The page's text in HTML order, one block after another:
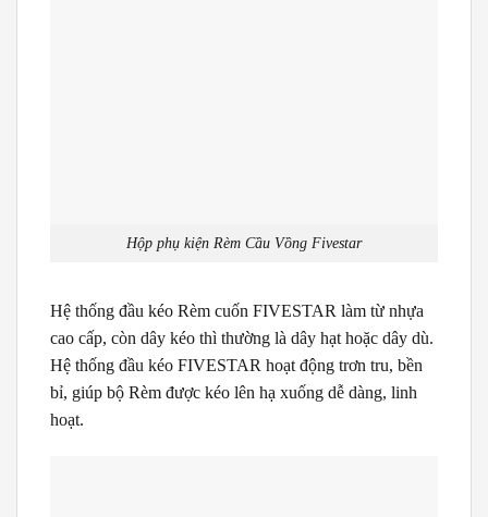
Hộp phụ kiện Rèm Cầu Vồng Fivestar
Hệ thống đầu kéo Rèm cuốn FIVESTAR làm từ nhựa
cao cấp, còn dây kéo thì thường là dây hạt hoặc dây dù.
Hệ thống đầu kéo FIVESTAR hoạt động trơn tru, bền
bỉ, giúp bộ Rèm được kéo lên hạ xuống dễ dàng, linh
hoạt.